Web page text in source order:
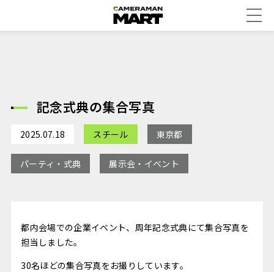
記念式典の集合写真
2025.07.18 スチール 東京都
パーティ・式典 展示会・イベント
都内会場での企業イベント、周年記念式典にて集合写真を
担当しました。
30名ほどの集合写真をお撮りしています。